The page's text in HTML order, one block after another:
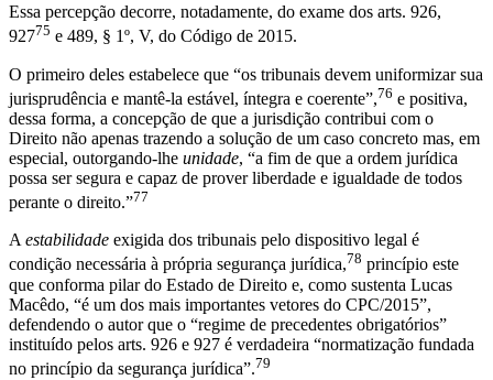
Essa percepção decorre, notadamente, do exame dos arts. 926,
92775 e 489, § 1º, V, do Código de 2015.
O primeiro deles estabelece que “os tribunais devem uniformizar sua
jurisprudência e mantê-la estável, íntegra e coerente”,76 e positiva,
dessa forma, a concepção de que a jurisdição contribui com o
Direito não apenas trazendo a solução de um caso concreto mas, em
especial, outorgando-lhe unidade, “a fim de que a ordem jurídica
possa ser segura e capaz de prover liberdade e igualdade de todos
perante o direito.”77
A estabilidade exigida dos tribunais pelo dispositivo legal é
condição necessária à própria segurança jurídica,78 princípio este
que conforma pilar do Estado de Direito e, como sustenta Lucas
Macêdo, “é um dos mais importantes vetores do CPC/2015”,
defendendo o autor que o “regime de precedentes obrigatórios”
instituído pelos arts. 926 e 927 é verdadeira “normatização fundada
no princípio da segurança jurídica”.79